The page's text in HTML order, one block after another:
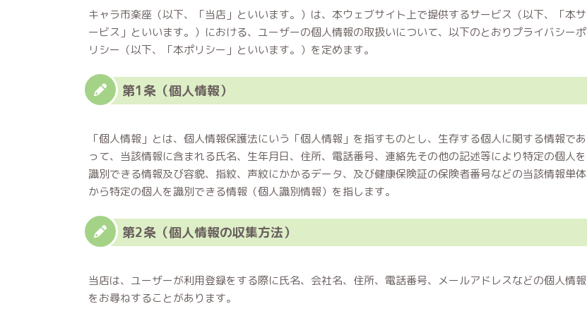
キャラ市楽座（以下、「当店」といいます。）は、本ウェブサイト上で提供するサービス（以下、「本サ
ービス」といいます。）における、ユーザーの個人情報の取扱いについて、以下のとおりプライバシーポ
リシー（以下、「本ポリシー」といいます。）を定めます。
第1条（個人情報）
「個人情報」とは、個人情報保護法にいう「個人情報」を指すものとし、生存する個人に関する情報であ
って、当該情報に含まれる氏名、生年月日、住所、電話番号、連絡先その他の記述等により特定の個人を
識別できる情報及び容貌、指紋、声紋にかかるデータ、及び健康保険証の保険者番号などの当該情報単体
から特定の個人を識別できる情報（個人識別情報）を指します。
第2条（個人情報の収集方法）
当店は、ユーザーが利用登録をする際に氏名、会社名、住所、電話番号、メールアドレスなどの個人情報
をお尋ねすることがあります。